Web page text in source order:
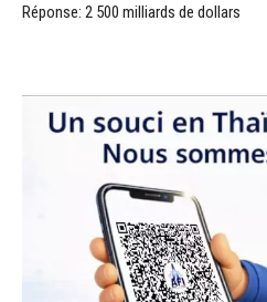
Réponse: 2 500 milliards de dollars